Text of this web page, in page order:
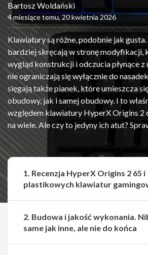
Bartosz Woldański
4 miesiące temu, 20 kwietnia 2026
Klawiatury są różne, podobnie jak
bardziej skręcają w stronę modyfikacji,
wygląd konstrukcji i odczucia płynące
nie ograniczają się wyłącznie do
sięgają także pianek, które umieszcza
obudowy, jak i samej obudowy. I to
względem klawiatury HyperX Origins 2
na wiele. Ale czy to jedyny ich atut?
1. Recenzja HyperX Origins 2 65 i
plastikowych klawiatur
2. Budowa i jakość wykonania.
same jak inne, ale nie do końca